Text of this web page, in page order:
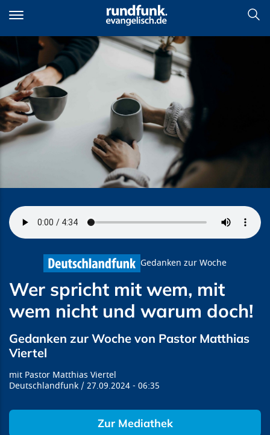
zum
Inhalt
Wer spricht mit wem, mit
wem nicht und warum doch!
Gedanken zur Woche
Wer spricht mit wem, mit
wem nicht und warum doch!
Gedanken zur Woche von Pastor Matthias
Viertel
Pastor Matthias Viertel
Deutschlandfunk
27.09.2024 06:35
Zur Mediathek